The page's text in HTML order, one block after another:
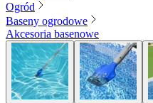
Ogród
Baseny ogrodowe
Akcesoria basenowe